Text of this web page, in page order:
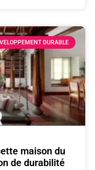
DURABLE
maison du
de durabilité